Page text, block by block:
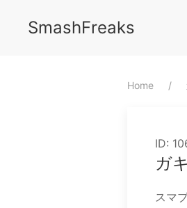
SmashFreaks
Home
ID:
ガ
スマ